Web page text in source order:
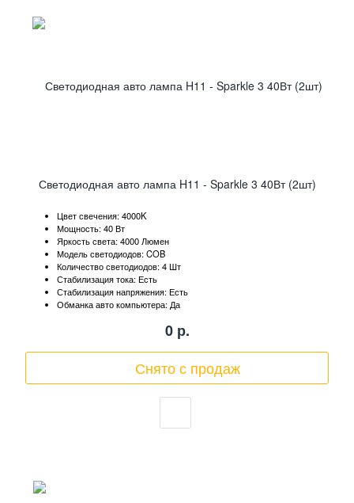
Светодиодная авто лампа H11 - Sparkle 3 40Вт (2шт)
Цвет свечения: 4000K
Мощность: 40 Вт
Яркость света: 4000 Люмен
Модель светодиодов: COB
Количество светодиодов: 4 Шт
Стабилизация тока: Есть
Стабилизация напряжения: Есть
Обманка авто компьютера: Да
0р.
Снято с продаж